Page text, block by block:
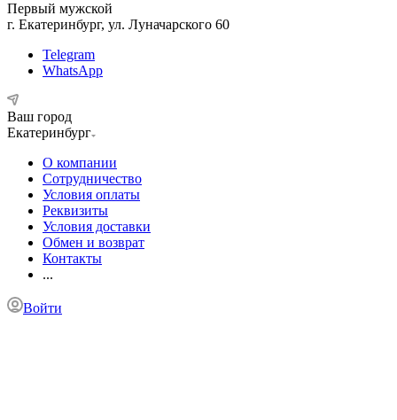
Первый мужской
г. Екатеринбург, ул. Луначарского 60
Telegram
WhatsApp
Ваш город
Екатеринбург
О компании
Сотрудничество
Условия оплаты
Реквизиты
Условия доставки
Обмен и возврат
Контакты
...
Войти